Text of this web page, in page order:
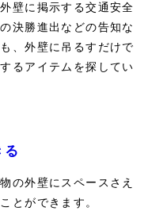
壁に掲示する交通安全
決勝進出などの告知な
、外壁に吊るすだけで
るアイテムを探してい
る
の外壁にスペースさえ
とができます。